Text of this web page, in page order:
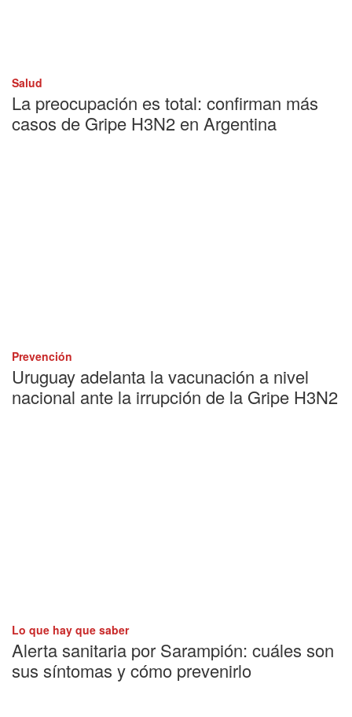
Salud
La preocupación es total: confirman más
casos de Gripe H3N2 en Argentina
Prevención
Uruguay adelanta la vacunación a nivel
nacional ante la irrupción de la Gripe H3N2
Lo que hay que saber
Alerta sanitaria por Sarampión: cuáles son
sus síntomas y cómo prevenirlo